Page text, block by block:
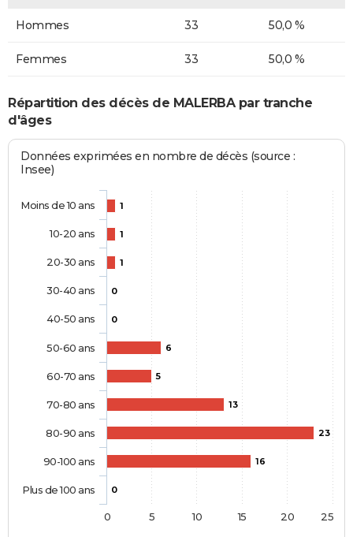
Hommes 33 50,0 %
Femmes 33 50,0 %
Répartition des décès de MALERBA par tranche
d'âges
Données exprimées en nombre de décès (source :
Insee)
1
1
1
0
0
6
5
13
23
16
0
Moins de 10 ans
10-20 ans
20-30 ans
30-40 ans
40-50 ans
50-60 ans
60-70 ans
70-80 ans
80-90 ans
90-100 ans
Plus de 100 ans
0 5 10 15 20 25